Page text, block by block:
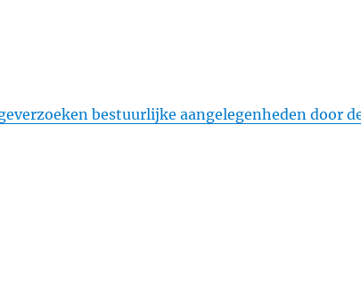
bestuurlijke aangelegenheden door